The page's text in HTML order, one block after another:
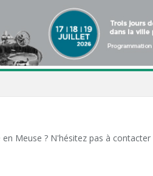
Meuse ? N'hésitez pas à contacter